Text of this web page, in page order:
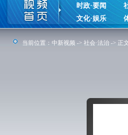
时政·要闻
文化·娱乐
当前位置： 中新视频 -> 社会·法治 -> 正